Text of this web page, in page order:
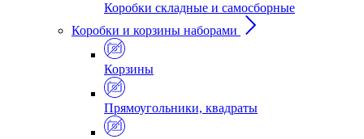
Коробки складные и самосборные
Коробки и корзины наборами
Корзины
Прямоугольники, квадраты